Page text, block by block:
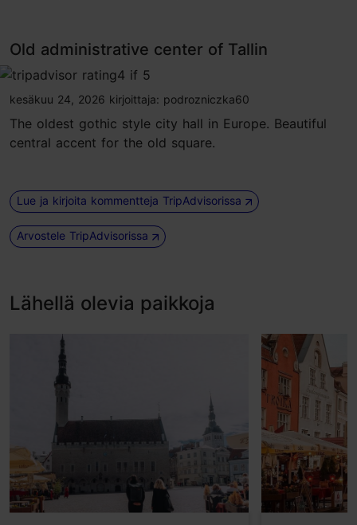
Old administrative center of Tallin
tripadvisor rating 4 of 5
kesäkuu 24, 2026 kirjoittaja: podrozniczka60
The oldest gothic style city hall in Europe. Beautiful
central accent for the old square.
Lue ja kirjoita kommentteja TripAdvisorissa
Arvostele TripAdvisorissa
Lähellä olevia paikkoja